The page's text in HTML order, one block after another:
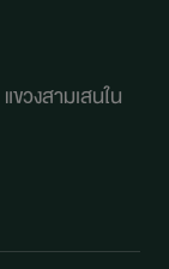
แขวงสามเสนใน